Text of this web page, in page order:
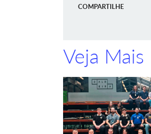
COMPARTILHE
Veja Mais